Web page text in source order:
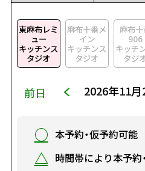
東麻布レミ
ュー
キッチンス
タジオ
麻布十番メ
イン
キッチンス
タジオ
麻布
906
キッチ
タジ
前日 2026年11月
○ 本予約・仮予約可能
△ 時間帯により本予約